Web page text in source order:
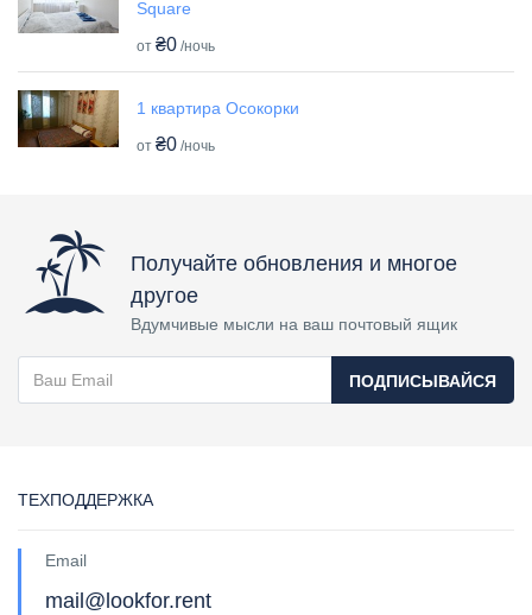
Square
от ₴0 /ночь
1 квартира Осокорки
от ₴0 /ночь
Получайте обновления и многое
другое
Вдумчивые мысли на ваш почтовый ящик
ПОДПИСЫВАЙСЯ
ТЕХПОДДЕРЖКА
Email
mail@lookfor.rent